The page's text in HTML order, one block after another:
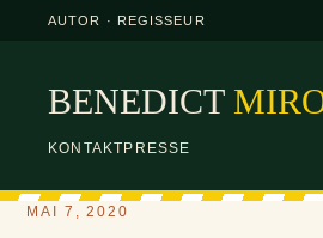
AUTOR · REGISSEUR
BENEDICT
KONTAKT PRESSE
MAI 7, 2020